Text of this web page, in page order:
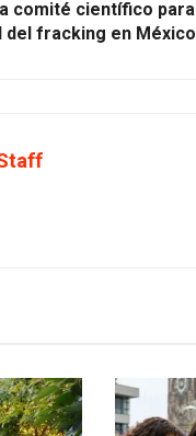
comité científico para
del fracking en México